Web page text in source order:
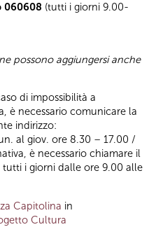
060608 (tutti i giorni 9.00-
possono aggiungersi anche
di impossibilità a
è necessario comunicare la
indirizzo:
al giov. ore 8.30 – 17.00 /
è necessario chiamare il
tutti i giorni dalle ore 9.00 alle
Capitolina in
Cultura